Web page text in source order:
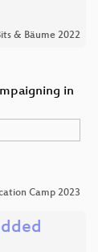
& Bäume 2022
in
Camp 2023